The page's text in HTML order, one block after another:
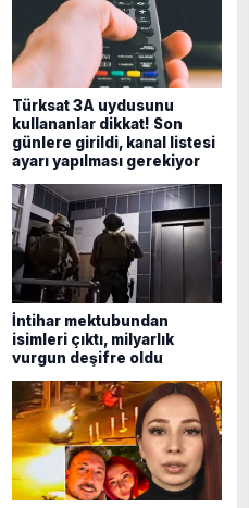
Türksat 3A uydusunu
kullananlar dikkat! Son
günlere girildi, kanal listesi
ayarı yapılması gerekiyor
İntihar mektubundan
isimleri çıktı, milyarlık
vurgun deşifre oldu